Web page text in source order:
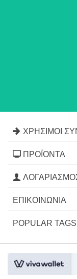
ΧΡΉΣΙΜΟΙ
ΠΡΟΪΌΝΤΑ
ΕΠΙΚΟΙΝΩΝΊΑ
POPULAR TAGS